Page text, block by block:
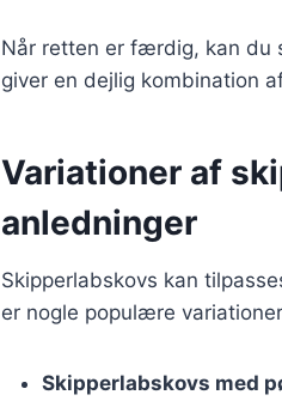
Når retten er færdig, kan du
giver en dejlig kombination
Variationer af
anledninger
Skipperlabskovs kan
er nogle populære
Skipperlabskovs med